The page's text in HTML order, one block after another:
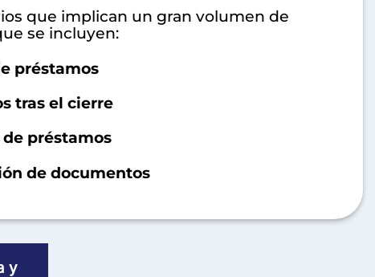
que implican un gran volumen de
se incluyen:
préstamos
tras el cierre
préstamos
de documentos
y